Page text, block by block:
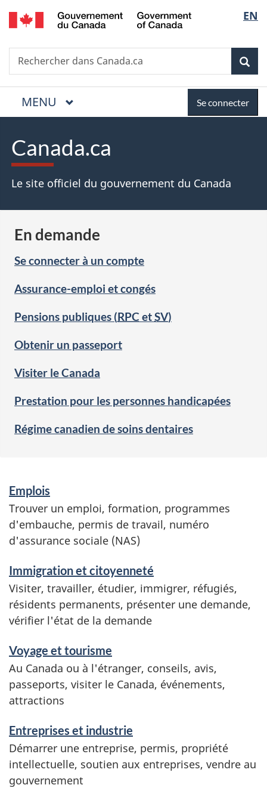
Passer
au
principal
Passer
à
Au
du
gouvernement
Passer
à
version
simplifiée
la
langue
EN
Recherche
Rechercher
dans
Menu
MENU PRINCIPAL Se connecter
Canada.ca
Le site officiel du gouvernement du Canada
En demande
Se connecter à un compte
Assurance-emploi et congés
Pensions publiques (RPC etSV)
Obtenir un passeport
Visiter le Canada
Prestation pour les personnes handicapées
Régime canadien de soins dentaires
S
e
r
v
i
c
e
s
e
t
r
e
s
e
i
Emplois
Trouver un emploi, formation, programmes
d'embauche, permis de travail, numéro
d'assurance sociale (NAS)
Immigration et citoyenneté
Visiter, travailler, étudier, immigrer, réfugiés,
résidents permanents, présenter une demande,
vérifier l'état de la demande
Voyage et tourisme
Au Canada ou à l'étranger, conseils, avis,
passeports, visiter le Canada, événements,
attractions
Entreprises et industrie
Démarrer une entreprise, permis, propriété
intellectuelle, soutien aux entreprises, vendre au
gouvernement